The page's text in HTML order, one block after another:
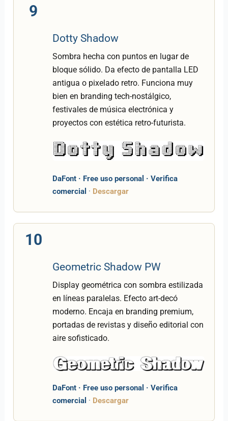
9
Dotty Shadow
Sombra hecha con puntos en lugar de
bloque sólido. Da efecto de pantalla LED
antigua o pixelado retro. Funciona muy
bien en branding tech-nostálgico,
festivales de música electrónica y
proyectos con estética retro-futurista.
DaFont · Free uso personal · Verifica
comercial · Descargar
10
Geometric Shadow PW
Display geométrica con sombra estilizada
en líneas paralelas. Efecto art-decó
moderno. Encaja en branding premium,
portadas de revistas y diseño editorial con
aire sofisticado.
DaFont · Free uso personal · Verifica
comercial · Descargar